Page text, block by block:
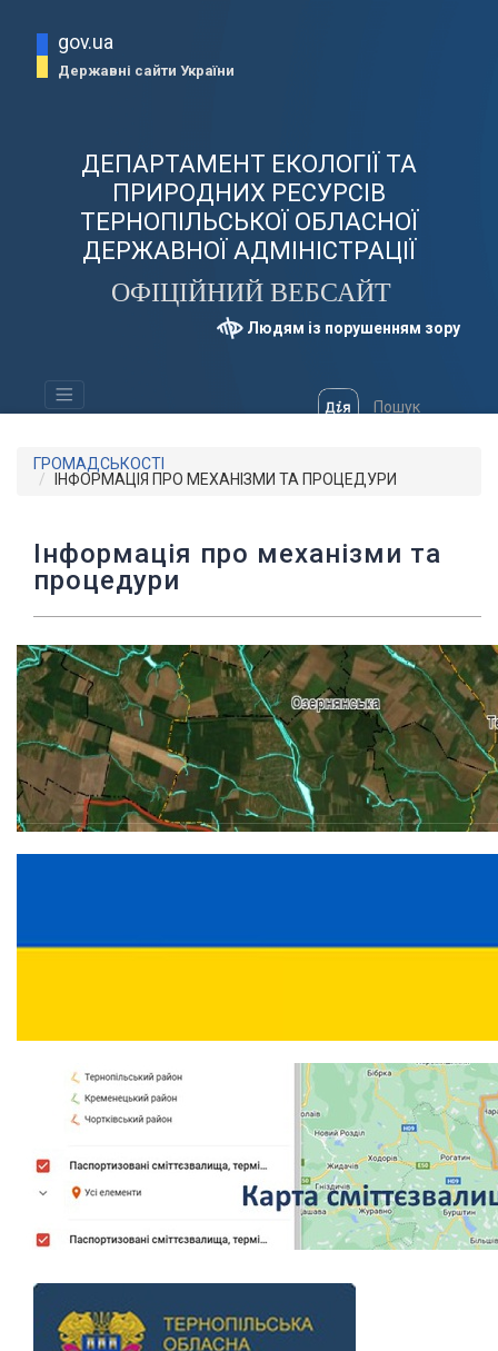
gov.ua
Державні сайти України
ДЕПАРТАМЕНТ ЕКОЛОГІЇ ТА
ПРИРОДНИХ РЕСУРСІВ
ТЕРНОПІЛЬСЬКОЇ ОБЛАСНОЇ
ДЕРЖАВНОЇ АДМІНІСТРАЦІЇ
ОФІЦІЙНИЙ ВЕБСАЙТ
Людям із порушенням зору
ГРОМАДСЬКОСТІ
ІНФОРМАЦІЯ ПРО МЕХАНІЗМИ ТА ПРОЦЕДУРИ
Інформація про механізми та
процедури